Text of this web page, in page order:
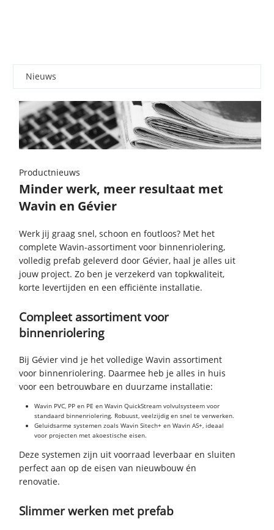
Nieuws
Productnieuws
Minder werk, meer resultaat met
Wavin en Gévier
Werk jij graag snel, schoon en foutloos? Met het
complete Wavin-assortiment voor binnenriolering,
volledig prefab geleverd door Gévier, haal je alles uit
jouw project. Zo ben je verzekerd van topkwaliteit,
korte levertijden en een efficiënte installatie.
Compleet assortiment voor
binnenriolering
Bij Gévier vind je het volledige Wavin assortiment
voor binnenriolering. Daarmee heb je alles in huis
voor een betrouwbare en duurzame installatie:
Wavin PVC, PP en PE en Wavin QuickStream volvulsysteem voor
standaard binnenriolering. Robuust, veelzijdig en snel te verwerken.
Geluidsarme systemen zoals Wavin Sitech+ en Wavin AS+, ideaal
voor projecten met akoestische eisen.
Deze systemen zijn uit voorraad leverbaar en sluiten
perfect aan op de eisen van nieuwbouw én
renovatie.
Slimmer werken met prefab